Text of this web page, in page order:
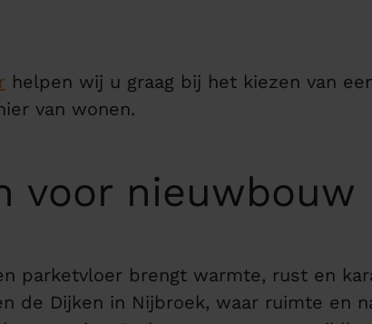
helpen wij u graag bij het kiezen van
van wonen.
voor nieuwbouw
parketvloer brengt warmte, rust en
de Dijken in Nijbroek, waar ruimte en